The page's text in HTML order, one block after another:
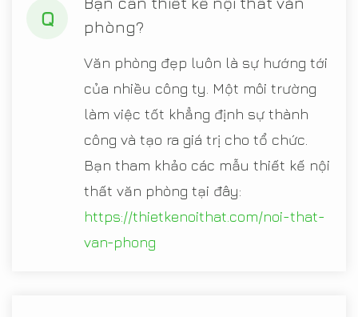
Q
phòng?
Văn phòng đẹp luôn là sự hướng tới
của nhiều công ty. Một môi trường
làm việc tốt khẳng định sự thành
công và tạo ra giá trị cho tổ chức.
Bạn tham khảo các mẫu thiết kế nội
thất văn phòng tại đây:
https://thietkenoithat.com/noi-that-
van-phong